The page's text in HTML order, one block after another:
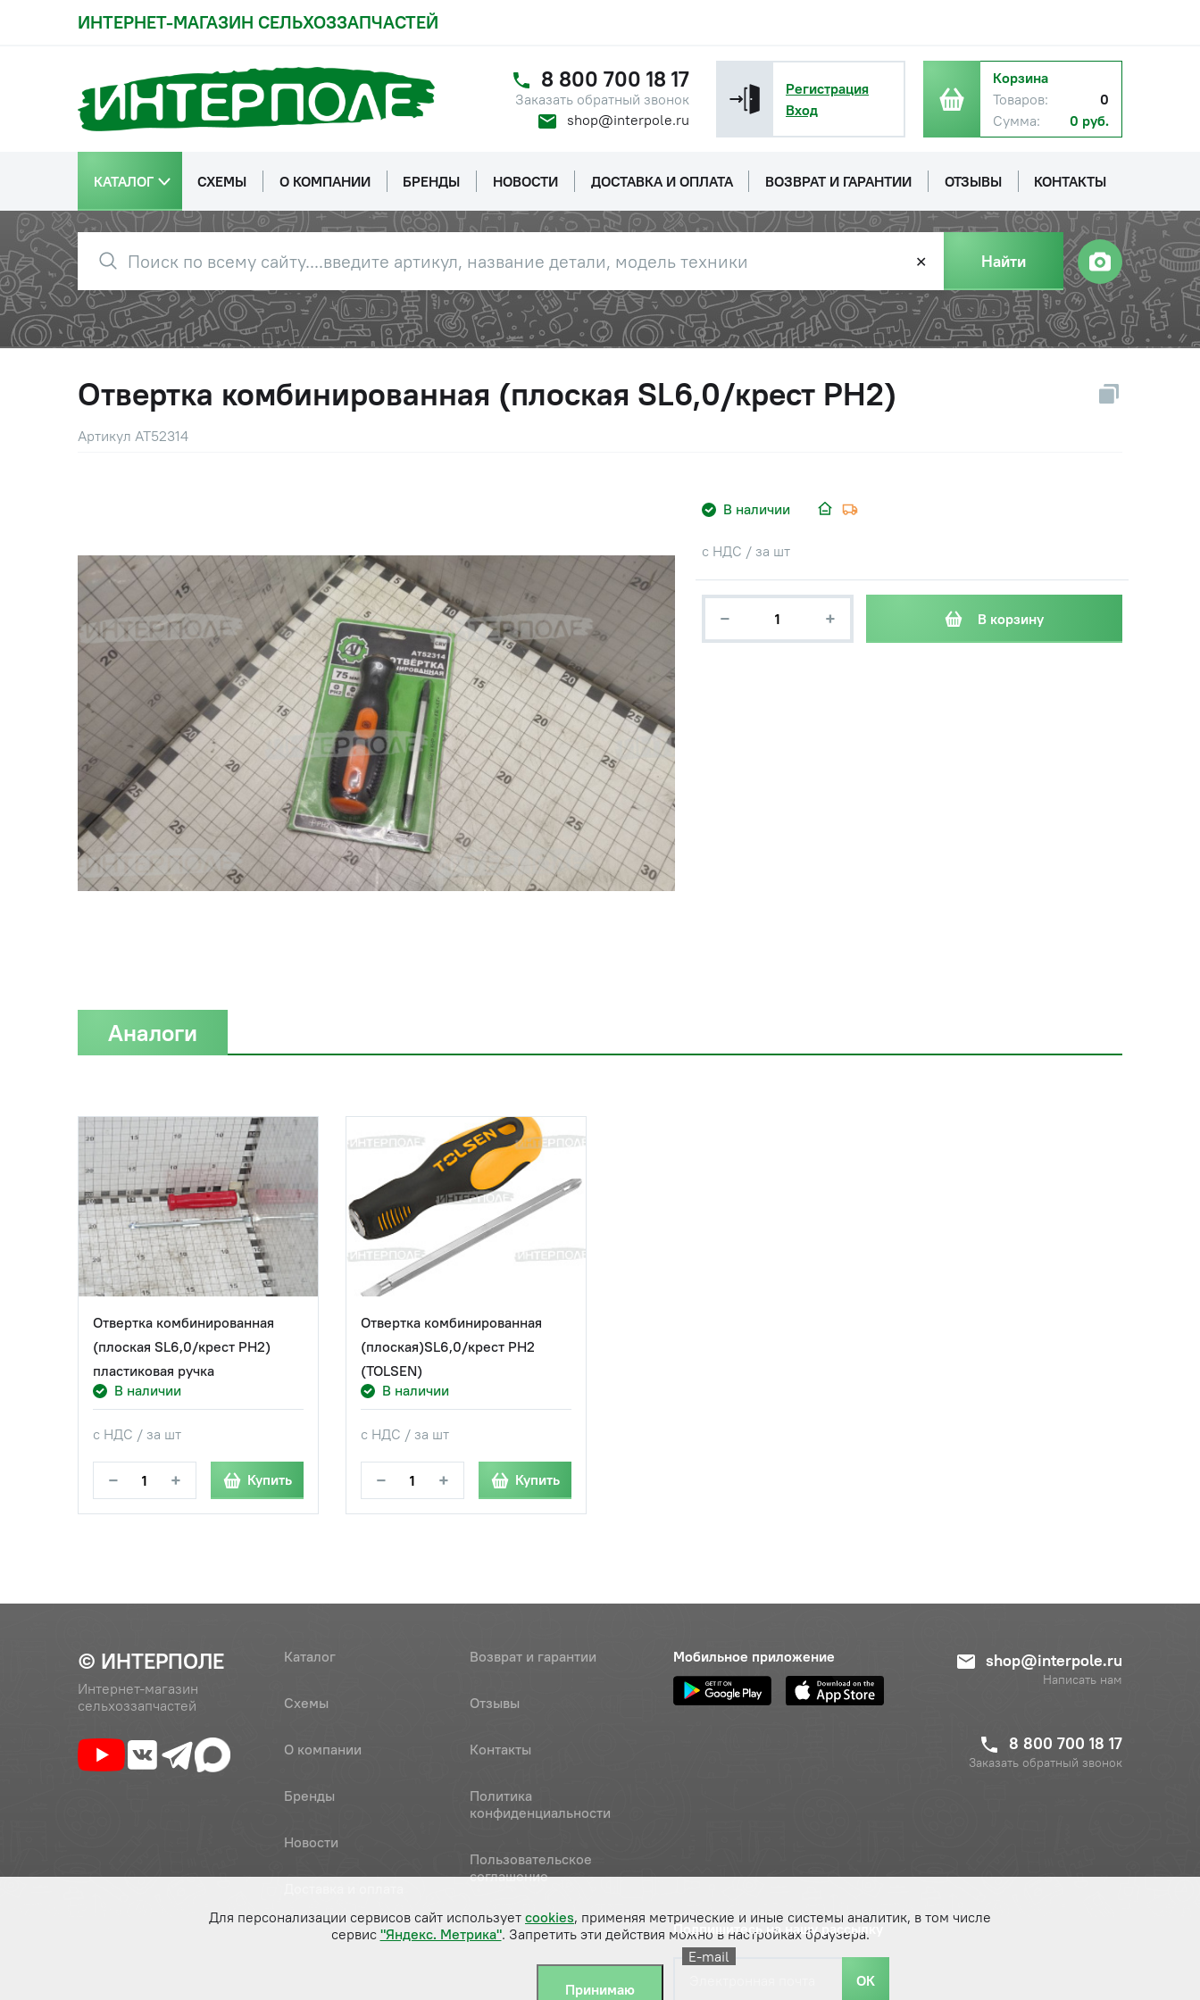
ИНТЕРНЕТ-МАГАЗИН СЕЛЬХОЗЗАПЧАСТЕЙ
8 800 700 18 17
Заказать обратный звонок
shop@interpole.ru
Регистрация
Вход
Корзина
Товаров:
0
Сумма:
0 руб.
КАТАЛОГ СХЕМЫ О КОМПАНИИ БРЕНДЫ НОВОСТИ ДОСТАВКА И ОПЛАТА ВОЗВРАТ И ГАРАНТИИ ОТЗЫВЫ КОНТАКТЫ
✕ Найти
Отвертка комбинированная (плоская SL6,0/крест PH2)
Артикул AT52314
В наличии
с НДС / за шт
− + В корзину
Аналоги
Отвертка комбинированная
(плоская SL6,0/крест PH2)
пластиковая ручка
В наличии
с НДС / за шт
− + Купить
Отвертка комбинированная
(плоская)SL6,0/крест PH2
(TOLSEN)
В наличии
с НДС / за шт
− + Купить
© ИНТЕРПОЛЕ
Интернет-магазин
сельхоззапчастей
Каталог
Схемы
О компании
Бренды
Новости
Возврат и гарантии
Отзывы
Контакты
Политика
конфиденциальности
Пользовательское
соглашение
Мобильное приложение shop@interpole.ru
Написать нам
8 800 700 18 17
Заказать обратный звонок
Подпишитесь на нашу рассылку
E-mail
ОК
Для персонализации сервисов сайт использует cookies, применяя метрические и иные системы аналитик, в том числе
сервис "Яндекс. Метрика". Запретить эти действия можно в настройках браузера.
Принимаю